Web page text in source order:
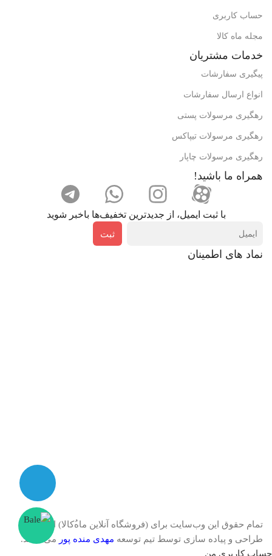
حساب کاربری
مجله ماه کالا
خدمات مشتریان
پیگیری سفارشات
انواع ارسال سفارشات
رهگیری مرسولات پستی
رهگیری مرسولات تیپاکس
رهگیری مرسولات چاپار
همراه ما باشید!
با ثبت ایمیل، از جدید‌ترین تخفیف‌ها با‌خبر شوید
ثبت
نماد های اطمینان
تمام حقوق اين وب‌سايت برای (فروشگاه آنلاین ماه‌‌‌‌‌‌ُکالا) است -
طراحی و پیاده سازی توسط تیم توسعه مهدی منده پور می باشد.
حساب کاربری من